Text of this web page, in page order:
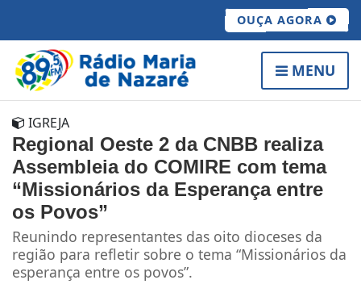
OUÇA AGORA
MENU
IGREJA
Regional Oeste 2 da CNBB realiza
Assembleia do COMIRE com tema
“Missionários da Esperança entre
os Povos”
Reunindo representantes das oito dioceses da
região para refletir sobre o tema “Missionários da
esperança entre os povos”.